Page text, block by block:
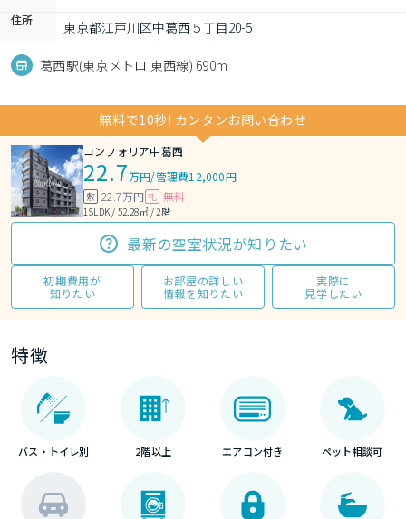
住所 東京都江戸川区中葛西５丁目20-5
葛西駅(東京メトロ 東西線) 690m
無料で10秒! カンタンお問い合わせ
コンフォリア中葛西
22.7万円/管理費12,000円
敷 22.7万円 礼 無料
1SLDK / 52.28㎡ / 2階
最新の空室状況が知りたい
初期費用が
知りたい
お部屋の詳しい
情報を知りたい
実際に
見学したい
特徴
バス・トイレ別 2階以上 エアコン付き ペット相談可